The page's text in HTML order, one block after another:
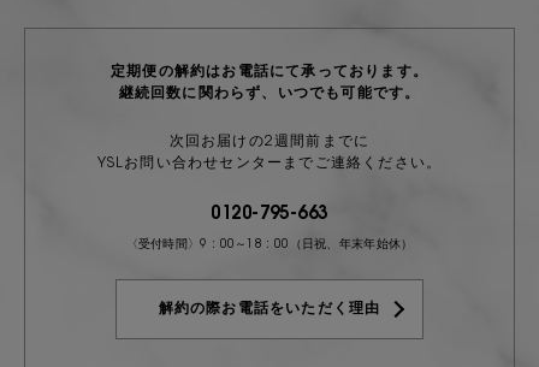
定期便の解約はお電話にて承っております。
継続回数に関わらず、いつでも可能です。
次回お届けの2週間前までに
YSLお問い合わせセンターまでご連絡ください。
0120-795-663
〈受付時間〉9 : 00～18 : 00（日祝、年末年始休）
解約の際お電話をいただく理由